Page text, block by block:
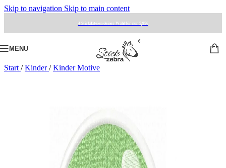
Skip to navigation Skip to main content
4 Stickdateien deiner Wahl für nur 5,95€
MENU
Start / Kinder/ Kinder Motive